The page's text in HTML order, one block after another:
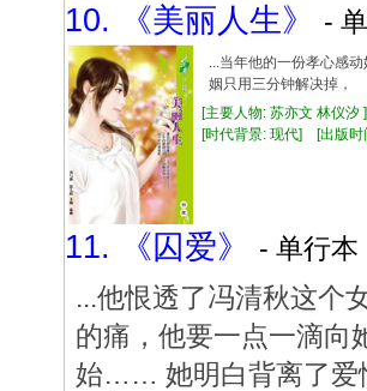
10. 《美丽人生》 -
...当年他的一份孝心
姻只用三分钟解决掉
[主要人物: 苏亦文 林仪
[时代背景: 现代] [出版
11. 《囚爱》
- 单行
...他恨透了冯清秋这个
的痛，他要一点一滴向
始…… 她明白背离了爱